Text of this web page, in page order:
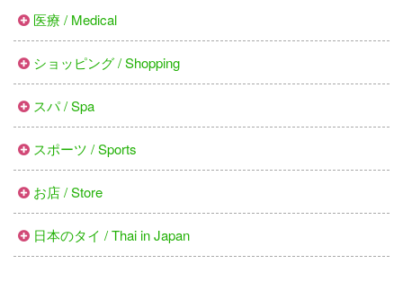
医療 / Medical
ショッピング / Shopping
スパ / Spa
スポーツ / Sports
お店 / Store
日本のタイ / Thai in Japan